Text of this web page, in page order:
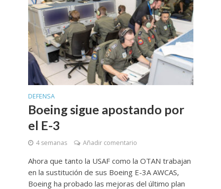
DEFENSA
Boeing sigue apostando por
el E-3
4 semanas Añadir comentario
Ahora que tanto la USAF como la OTAN trabajan
en la sustitución de sus Boeing E-3A AWCAS,
Boeing ha probado las mejoras del último plan